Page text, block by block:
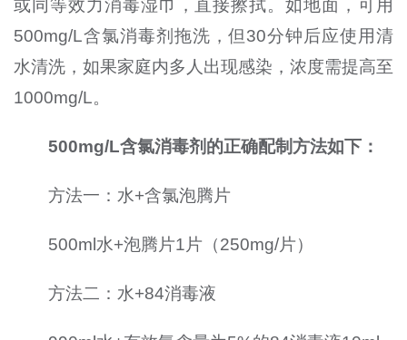
或同等效力消毒湿巾，直接擦拭。如地面，可用
500mg/L含氯消毒剂拖洗，但30分钟后应使用清
水清洗，如果家庭内多人出现感染，浓度需提高至
1000mg/L。
500mg/L含氯消毒剂的正确配制方法如下：
方法一：水+含氯泡腾片
500ml水+泡腾片1片（250mg/片）
方法二：水+84消毒液